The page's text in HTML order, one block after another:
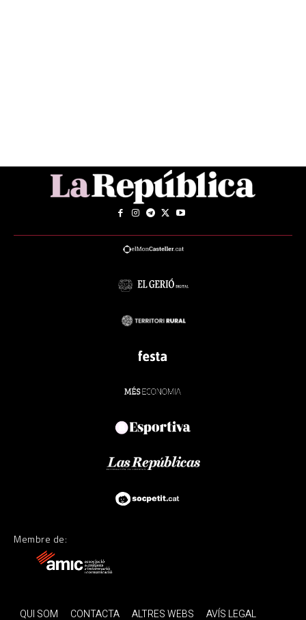
Membre de:
QUI SOM CONTACTA ALTRES WEBS AVÍS LEGAL